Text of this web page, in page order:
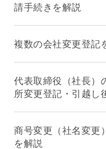
請手続きを解説
複数の会社変更登記
代表取締役（社長）
所変更登記・引越し
商号変更（社名変更
を解説